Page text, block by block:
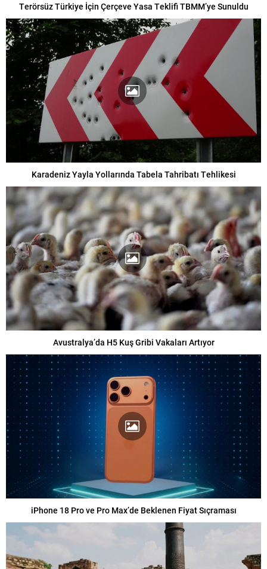
Terörsüz Türkiye İçin Çerçeve Yasa Teklifi TBMM’ye Sunuldu
Karadeniz Yayla Yollarında Tabela Tahribatı Tehlikesi
Avustralya’da H5 Kuş Gribi Vakaları Artıyor
iPhone 18 Pro ve Pro Max’de Beklenen Fiyat Sıçraması